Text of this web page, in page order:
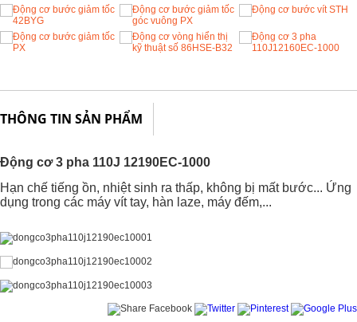
THÔNG TIN SẢN PHẨM
Động cơ 3 pha 110J 12190EC-1000
Hạn chế tiếng ồn, nhiệt sinh ra thấp, không bị mất bước... Ứng
dụng trong các máy vít tay, hàn laze, máy đếm,...